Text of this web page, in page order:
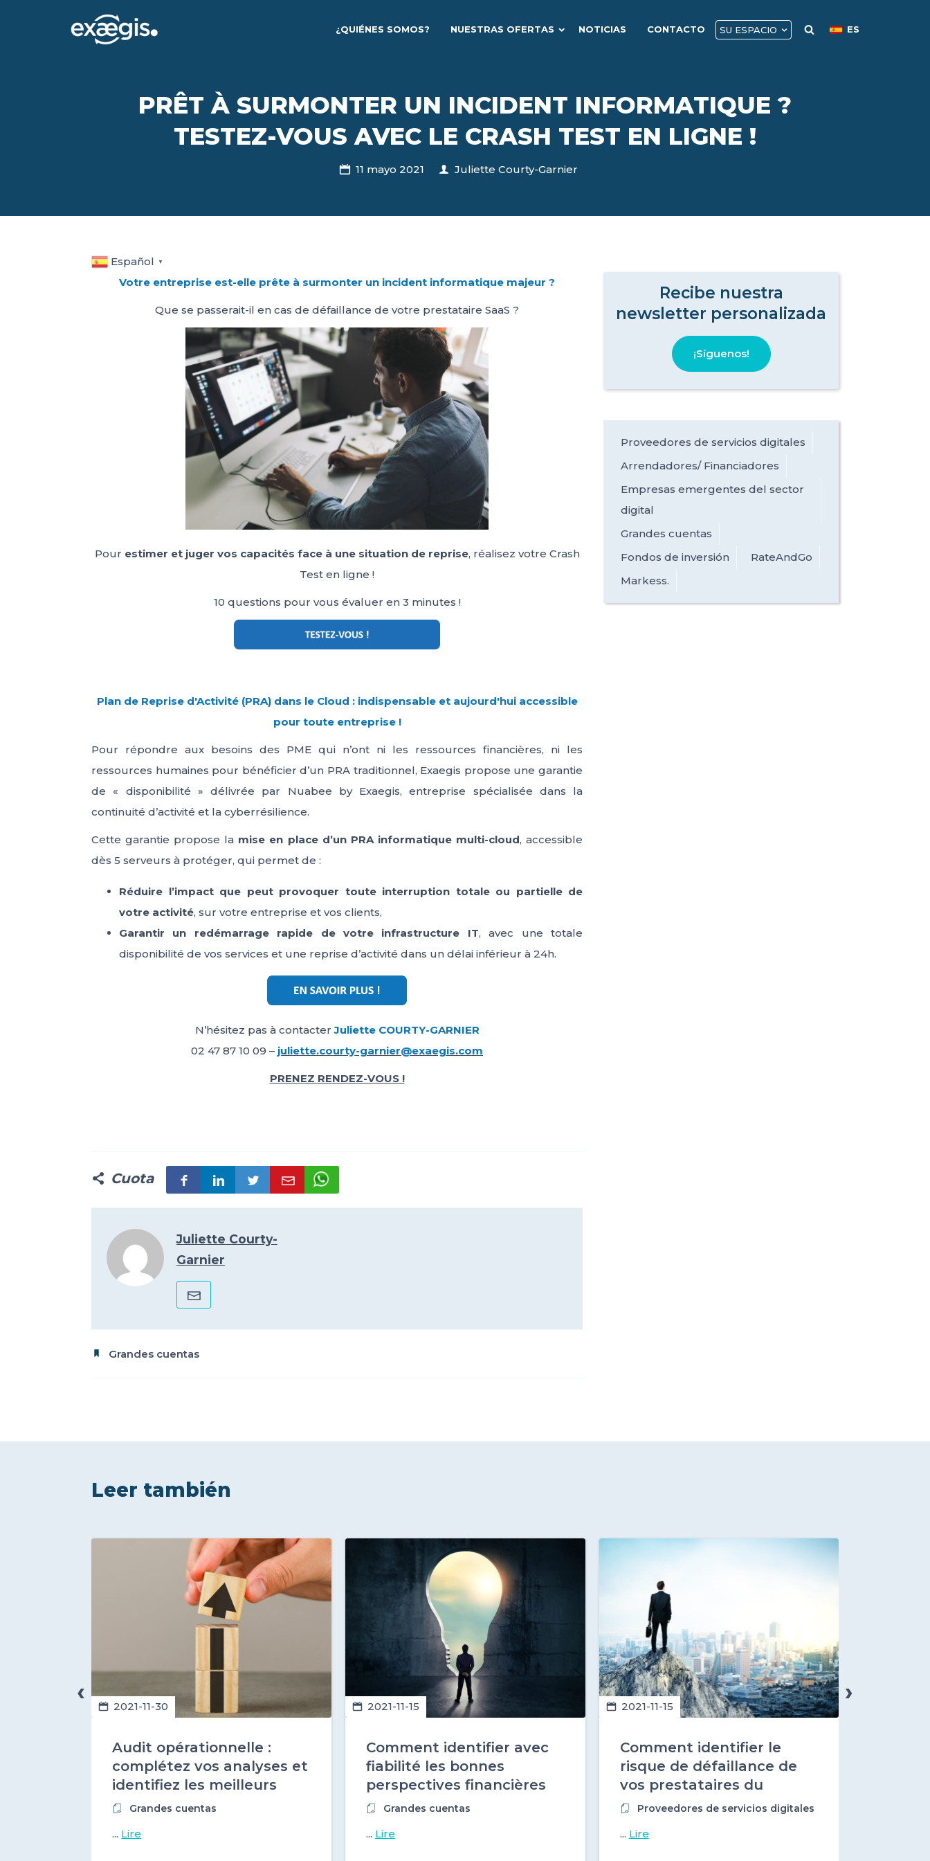
¿QUIÉNES SOMOS? NUESTRAS OFERTAS NOTICIAS CONTACTO SU ESPACIO ES
PRÊT À SURMONTER UN INCIDENT INFORMATIQUE ?
TESTEZ-VOUS AVEC LE CRASH TEST EN LIGNE !
11 mayo 2021 Juliette Courty-Garnier
Español ▼
Votre entreprise est-elle prête à surmonter un incident informatique majeur ?
Que se passerait-il en cas de défaillance de votre prestataire SaaS ?
Pour estimer et juger vos capacités face à une situation de reprise, réalisez votre Crash
Test en ligne !
10 questions pour vous évaluer en 3 minutes !
Plan de Reprise d'Activité (PRA) dans le Cloud : indispensable et aujourd'hui accessible
pour toute entreprise !
Pour répondre aux besoins des PME qui n’ont ni les ressources financières, ni les
ressources humaines pour bénéficier d’un PRA traditionnel, Exaegis propose une garantie
de « disponibilité » délivrée par Nuabee by Exaegis, entreprise spécialisée dans la
continuité d’activité et la cyberrésilience.
Cette garantie propose la mise en place d’un PRA informatique multi-cloud, accessible
dès 5 serveurs à protéger, qui permet de :
Réduire l’impact que peut provoquer toute interruption totale ou partielle de
votre activité, sur votre entreprise et vos clients,
Garantir un redémarrage rapide de votre infrastructure IT, avec une totale
disponibilité de vos services et une reprise d’activité dans un délai inférieur à 24h.
N’hésitez pas à contacterJuliette COURTY-GARNIER
02 47 87 10 09 – juliette.courty-garnier@exaegis.com
PRENEZ RENDEZ-VOUS !
Cuota
Juliette Courty-
Garnier
Grandes cuentas
Recibe nuestra
newsletter personalizada
¡Síguenos!
Proveedores de servicios digitales
Arrendadores/ Financiadores
Empresas emergentes del sector
digital
Grandes cuentas
Fondos de inversión
RateAndGo
Markess.
Leer también
2021-11-30
Audit opérationnelle :
complétez vos analyses et
identifiez les meilleurs
prestataires numériques !
Grandes cuentas
... Lire
2021-11-15
Comment identifier avec
fiabilité les bonnes
perspectives financières
de vos prestataires
Grandes cuentas
... Lire
2021-11-15
Comment identifier le
risque de défaillance de
vos prestataires du
numérique à 3 ans ?
Proveedores de servicios digitales
... Lire
‹ ›